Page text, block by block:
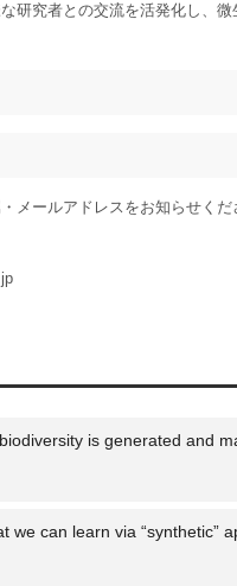
研究者との交流を活発化し、
メールアドレスをお知らせく
is generated and
can learn via “synthetic”